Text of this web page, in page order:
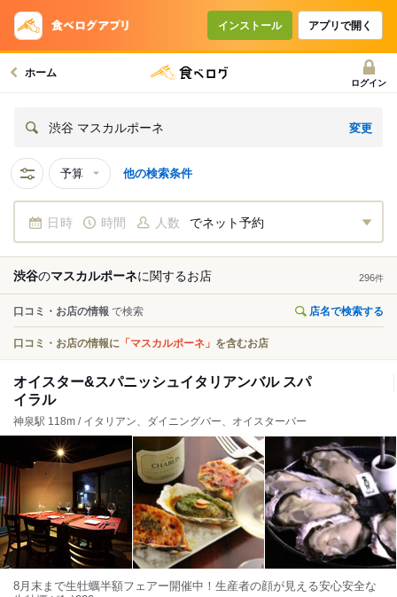
インストール アプリで開く
ホーム
ログイン
渋谷 マスカルポーネ 変更
予算 他の検索条件
日時 時間 人数 でネット予約
渋谷のマスカルポーネに関するお店 296件
口コミ・お店の情報 で検索 店名で検索する
口コミ・お店の情報に 「マスカルポーネ」 を含むお店
オイスター&スパニッシュイタリアンバル スパ
イラル
神泉駅 118m / イタリアン、ダイニングバー、オイスターバー
8月末まで生牡蠣半額フェアー開催中！生産者の顔が見える安心安全な